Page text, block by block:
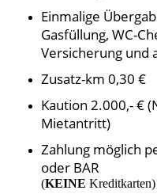
Einmalige
Gasfüllung, WC-
Versicherung und
Zusatz-km 0,30 €
Kaution 2.000,- €
Mietantritt)
Zahlung möglich
oder BAR
(KEINE Kreditkarten)